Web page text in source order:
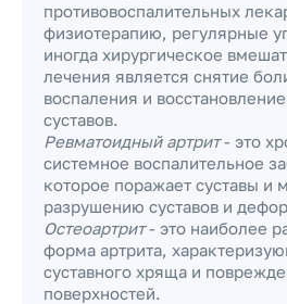
противовоспалительных
физиотерапию, регулярные
иногда хирургическое
лечения является снятие
воспаления и
суставов.
Ревматоидный артрит- это
системное воспалительное
которое поражает суставы и
разрушению суставов и
Остеоартрит- это наиболее
форма артрита,
суставного хряща и
поверхностей.